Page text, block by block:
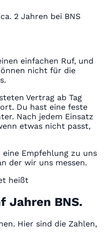
2 Jahren bei BNS
einfachen Ruf, und
nicht für die
Vertrag ab Tag
Du hast eine feste
Nach jedem Einsatz
etwas nicht passt,
eine Empfehlung zu uns
der wir uns messen.
heißt
Jahren BNS.
Hier sind die Zahlen,